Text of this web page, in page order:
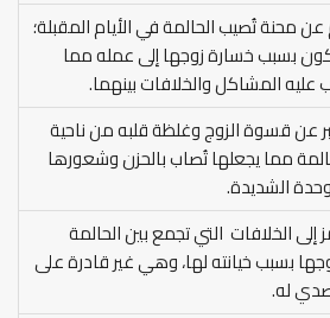
عن محنة تُصيب الحالمة في الأيام المقبلة؛
بسبب خسارة زوجها إلى عمله مما
عليه المشاكل والخلافات بينهما.
عن قسوة الزوج وغلظة قلبه من ناحية
مما يجعلها تُصاب بالحزن وشعورها
الشديدة.
إلى الخلافات التي تجمع بين الحالمة
بسبب خيانته لها، وهي غير قادرة على
له.